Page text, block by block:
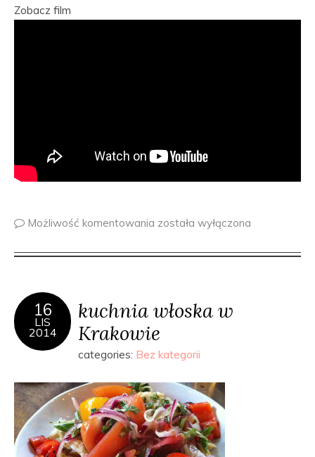
Zobacz film
Możliwość komentowania została wyłączona
16
LIS
2014
kuchnia włoska w
Krakowie
categories: Bez kategorii